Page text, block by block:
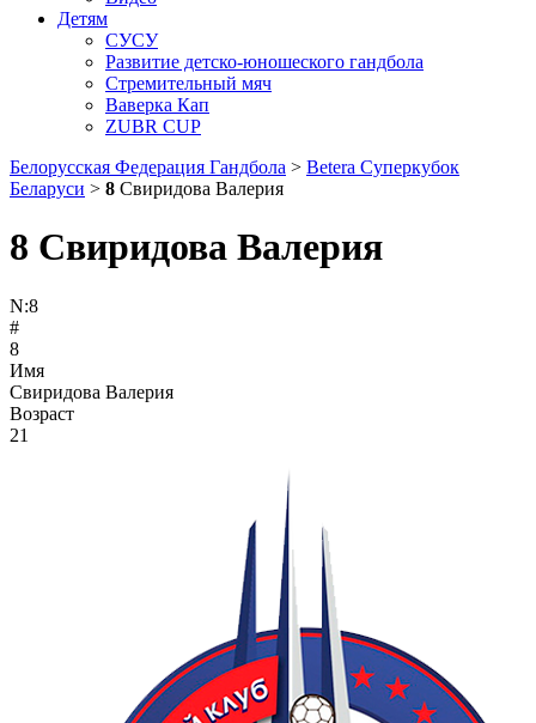
Детям
СУСУ
Развитие детско-юношеского гандбола
Стремительный мяч
Ваверка Кап
ZUBR CUP
Белорусская Федерация Гандбола > Betera Суперкубок
Беларуси > 8 Свиридова Валерия
8 Свиридова Валерия
N:8
#
8
Имя
Свиридова Валерия
Возраст
21